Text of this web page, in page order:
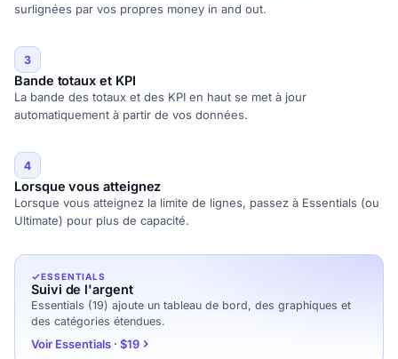
surlignées par vos propres money in and out.
3
Bande totaux et KPI
La bande des totaux et des KPI en haut se met à jour
automatiquement à partir de vos données.
4
Lorsque vous atteignez
Lorsque vous atteignez la limite de lignes, passez à Essentials (ou
Ultimate) pour plus de capacité.
ESSENTIALS
Suivi de l'argent
Essentials (19) ajoute un tableau de bord, des graphiques et
des catégories étendues.
Voir Essentials · $19